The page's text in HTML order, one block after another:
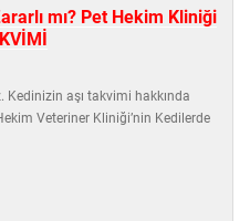
mı? Pet Hekim Kliniği
Kedinizin aşı takvimi hakkında
Veteriner Kliniği’nin Kedilerde